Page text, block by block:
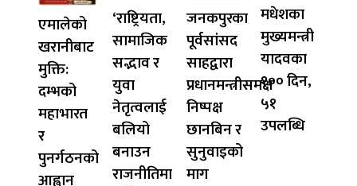
एमालेको
खरानीबाट
मुक्ति:
दम्भको
महाभारत
र
पुनर्गठनको
आह्वान
‘राष्ट्रियता,
सामाजिक
सद्भाव र
युवा
नेतृत्वलाई
बलियो
बनाउन
राजनीतिमा
जनकपुरका
पूर्वसांसद
साहद्वारा
प्रधानमन्त्रीसमक्ष
निष्पक्ष
छानबिन र
सुनुवाइको
माग
मधेशका
मुख्यमन्त्री
यादवका
१०० दिन,
५१
उपलब्धि